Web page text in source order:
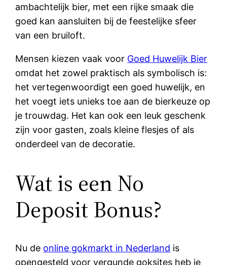
ambachtelijk bier, met een rijke smaak die
goed kan aansluiten bij de feestelijke sfeer
van een bruiloft.
Mensen kiezen vaak voor Goed Huwelijk Bier
omdat het zowel praktisch als symbolisch is:
het vertegenwoordigt een goed huwelijk, en
het voegt iets unieks toe aan de bierkeuze op
je trouwdag. Het kan ook een leuk geschenk
zijn voor gasten, zoals kleine flesjes of als
onderdeel van de decoratie.
Wat is een No
Deposit Bonus?
Nu de online gokmarkt in Nederland is
opengesteld voor vergunde goksites heb je